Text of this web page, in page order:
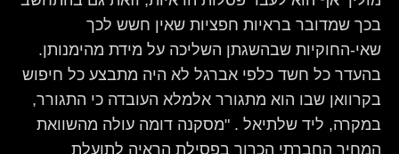
בכך שמדובר בראיות חפציות שאין חשש לכך
שאי-החוקיות שבהשגתן השליכה על מידת מהימנותן.
בהעדר כל חשד כלפי אברגל לא היה מתבצע כל חיפוש
בקרוואן שבו הוא מתגורר אלמלא העובדה כי התגורר,
במקרה, ליד שלתיאל . "מסקנה דומה עולה מהשוואת
המחיר החברתי הכרוך בפסילת הראיה לתועלת